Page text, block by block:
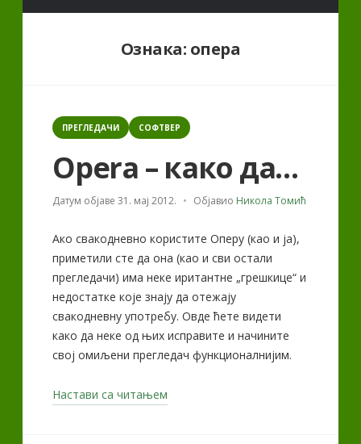
Ознака: опера
Categories
ПРЕГЛЕДАЧИ СОФТВЕР
Opera – како да…
Датум објаве31. мај 2012. Објавио Никола Томић
Ако свакодневно користите Оперу (као и ја),
приметили сте да она (као и сви остали
прегледачи) има неке иритантне „грешкице“ и
недостатке које знају да отежају
свакодневну употребу. Овде ћете видети
како да неке од њих исправите и начините
свој омиљени прегледач функционалнијим.
Настави са читањем